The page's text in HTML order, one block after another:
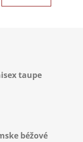
taupe
béžové